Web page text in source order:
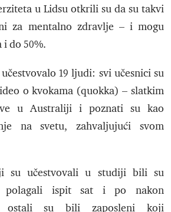
u Lidsu otkrili su da su takvi
za mentalno zdravlje – i mogu
do 50%.
19 ljudi: svi učesnici su
o kvokama (quokka) – slatkim
u Australiji i poznati su kao
na svetu, zahvaljujući svom
su učestvovali u studiji bili su
polagali ispit sat i po nakon
ostali su bili zaposleni koji